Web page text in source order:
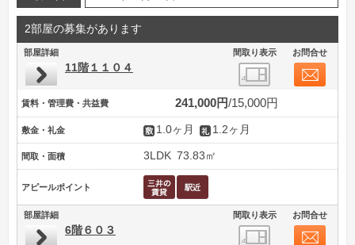
2部屋の募集があります
部屋詳細 間取り表示 お問合せ
11階１１０４
賃料・管理費・共益費 241,000円 15,000円
敷金・礼金 1.0ヶ月 1.2ヶ月
間取・面積 3LDK 73.83㎡
アピールポイント
部屋詳細 間取り表示 お問合せ
6階６０３